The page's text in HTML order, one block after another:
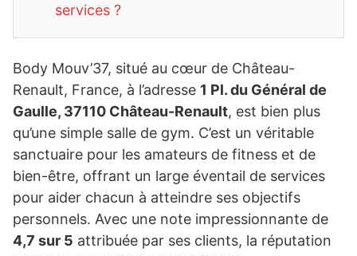
services ?
Body Mouv’37, situé au cœur de Château-
Renault, France, à l’adresse 1 Pl. du Général de
Gaulle, 37110 Château-Renault, est bien plus
qu’une simple salle de gym. C’est un véritable
sanctuaire pour les amateurs de fitness et de
bien-être, offrant un large éventail de services
pour aider chacun à atteindre ses objectifs
personnels. Avec une note impressionnante de
4,7 sur 5 attribuée par ses clients, la réputation